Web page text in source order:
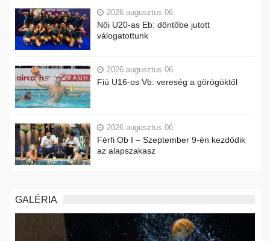
2026 augusztus 06.
Női U20-as Eb: döntőbe jutott
válogatottunk
2026 augusztus 06.
Fiú U16-os Vb: vereség a görögöktől
2026 augusztus 06.
Férfi Ob I – Szeptember 9-én kezdődik
az alapszakasz
GALÉRIA